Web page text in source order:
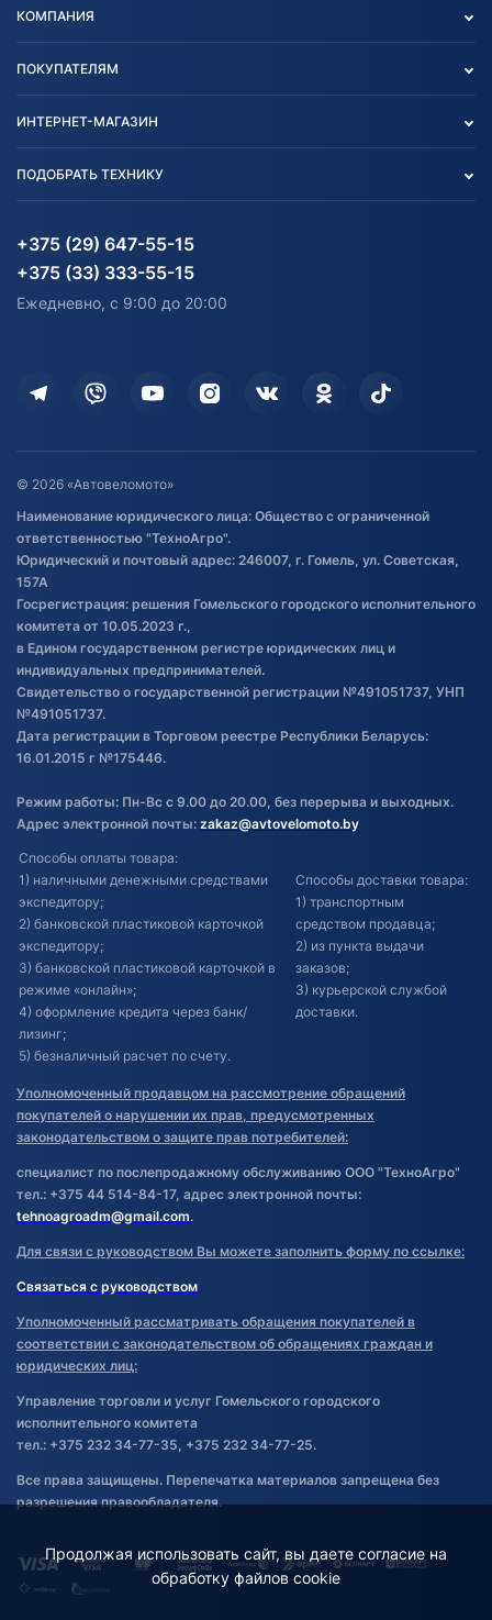
КОМПАНИЯ
Блог
Карта сайта
ПОКУПАТЕЛЯМ
Согласие на обработку
Информация до получения
согласия на обработку
Доставка
Дополнительные услуги
Оставить отзыв
Договор публичной оферты
Обработка файлов cookie
Постановка транспорта на учет
Обновления в ЭПТС 2024
ИНТЕРНЕТ-МАГАЗИН
Агротехника
Водный транспорт
Электротранспорт
Здоровье
ПОДОБРАТЬ ТЕХНИКУ
Агротехника
Электротранспорт
+375 (29) 647-55-15
+375 (33) 333-55-15
Ежедневно, с 9:00 до 20:00
© 2026 «Автовеломото»
Наименование юридического лица: Общество с ограниченной
ответственностью "ТехноАгро".
Юридический и почтовый адрес: 246007, г. Гомель, ул. Советская,
157А
Госрегистрация: решения Гомельского городского исполнительного
комитета от 10.05.2023 г.,
в Едином государственном регистре юридических лиц и
индивидуальных предпринимателей.
Свидетельство о государственной регистрации №491051737, УНП
№491051737.
Дата регистрации в Торговом реестре Республики Беларусь:
16.01.2015 г №175446.
Режим работы: Пн-Вс с 9.00 до 20.00, без перерыва и выходных.
Адрес электронной почты: zakaz@avtovelomoto.by
Способы оплаты товара:
1) наличными денежными средствами
экспедитору;
2) банковской пластиковой карточкой
экспедитору;
3) банковской пластиковой карточкой в
режиме «онлайн»;
4) оформление кредита через банк/
лизинг;
5) безналичный расчет по счету.
Способы доставки товара:
1) транспортным
средством продавца;
2) из пункта выдачи
заказов;
3) курьерской службой
доставки.
Уполномоченный продавцом на рассмотрение обращений
покупателей о нарушении их прав, предусмотренных
законодательством о защите прав потребителей:
специалист по послепродажному обслуживанию ООО "ТехноАгро"
тел.: +375 44 514-84-17, адрес электронной почты:
tehnoagroadm@gmail.com.
Для связи с руководством Вы можете заполнить форму по ссылке:
Связаться с руководством
Уполномоченный рассматривать обращения покупателей в
соответствии с законодательством об обращениях граждан и
юридических лиц:
Управление торговли и услуг Гомельского городского
исполнительного комитета
тел.: +375 232 34-77-35, +375 232 34-77-25.
Все права защищены. Перепечатка материалов запрещена без
разрешения правообладателя.
Продолжая использовать сайт, вы даете согласие на
обработку файлов cookie